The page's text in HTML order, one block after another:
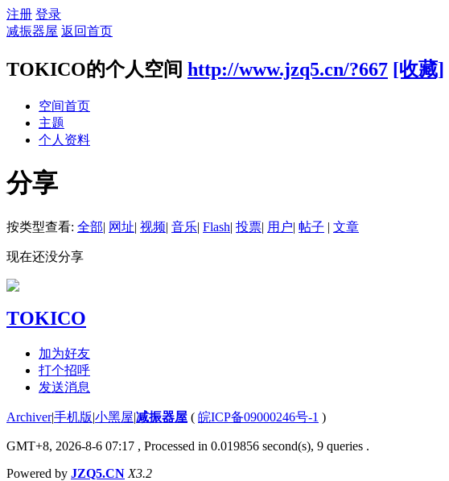
注册 登录
减振器屋 返回首页
TOKICO的个人空间 http://www.jzq5.cn/?667 [收藏]
空间首页
主题
个人资料
分享
按类型查看: 全部| 网址| 视频| 音乐| Flash| 投票| 用户| 帖子 | 文章
现在还没分享
TOKICO
加为好友
打个招呼
发送消息
Archiver|手机版|小黑屋|减振器屋 ( 皖ICP备09000246号-1 )
GMT+8, 2026-8-6 07:17 , Processed in 0.019856 second(s), 9 queries .
Powered by JZQ5.CN X3.2